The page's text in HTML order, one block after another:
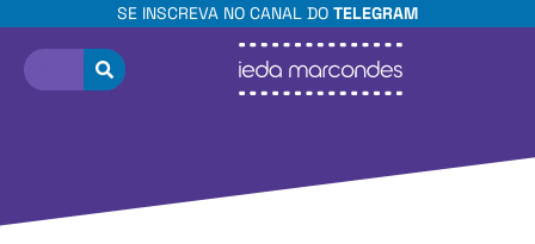
SE INSCREVA NO CANAL DO TELEGRAM